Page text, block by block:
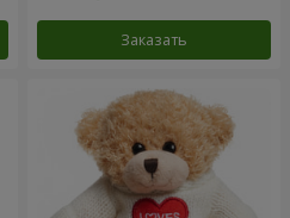
Заказать